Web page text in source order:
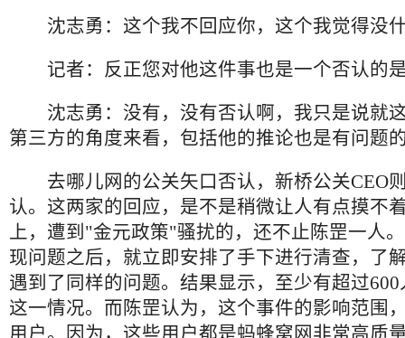
沈志勇：这个我不回应你，这个我觉得没
记者：反正您对他这件事也是一个否认的
沈志勇：没有，没有否认啊，我只是说就
第三方的角度来看，包括他的推论也是有问题
去哪儿网的公关矢口否认，新桥公关CEO
认。这两家的回应，是不是稍微让人有点摸不
上，遭到"金元政策"骚扰的，还不止陈罡一人
现问题之后，就立即安排了手下进行清查，了
遇到了同样的问题。结果显示，至少有超过
这一情况。而陈罡认为，这个事件的影响范围
用户。因为，这些用户都是蚂蜂窝网非常高质